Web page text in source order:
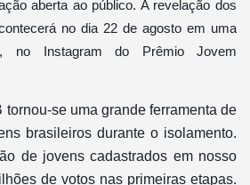
aberta ao público. A revelação dos
no dia 22 de agosto em uma
no Instagram do Prêmio Jovem
tornou-se uma grande ferramenta de
brasileiros durante o isolamento.
de jovens cadastrados em nosso
de votos nas primeiras etapas.